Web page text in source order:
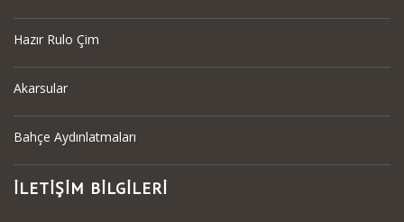
Hazır Rulo Çim
Akarsular
Bahçe Aydınlatmaları
İLETİŞİM BİLGİLERİ